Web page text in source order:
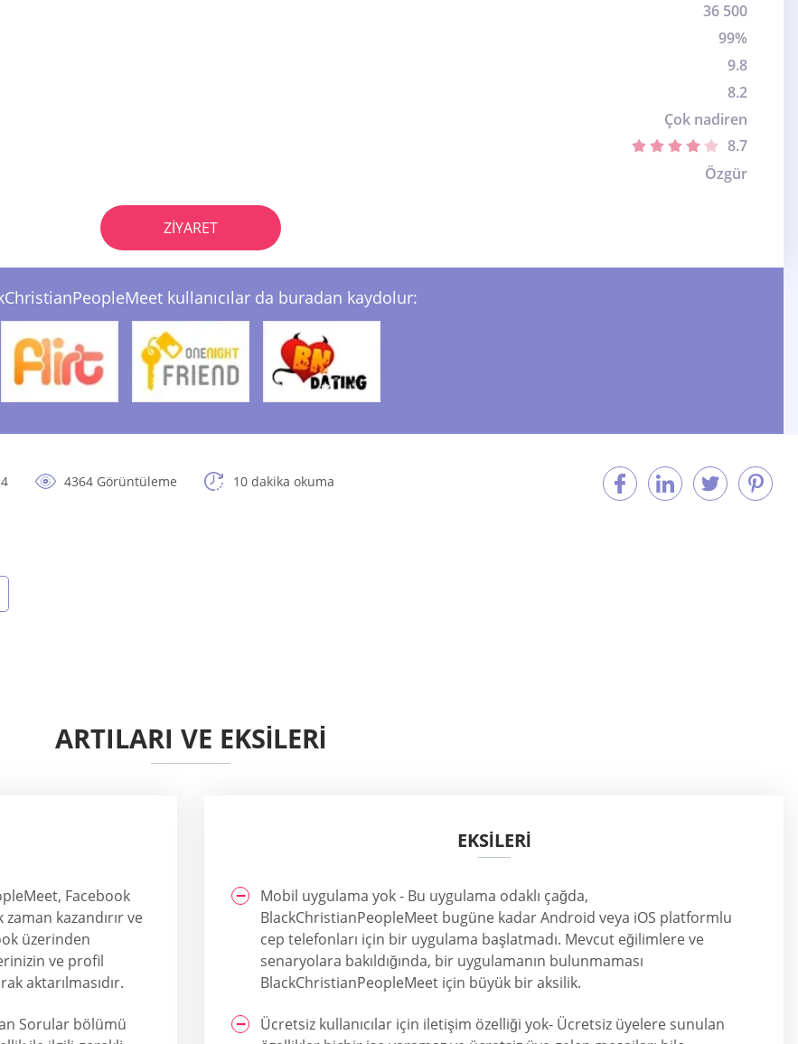
36 500
99%
9.8
8.2
Çok nadiren
8.7
Özgür
ZIYARET
kullanıcılar da buradan kaydolur:
4364 Görüntüleme 10 dakika okuma
ARTILARI VE EKSİLERİ
Facebook
zaman kazandırır ve
üzerinden
ve profil
aktarılmasıdır.
Sorular bölümü
EKSILERI
Mobil uygulama yok - Bu uygulama odaklı çağda,
BlackChristianPeopleMeet bugüne kadar Android veya iOS platformlu
cep telefonları için bir uygulama başlatmadı. Mevcut eğilimlere ve
senaryolara bakıldığında, bir uygulamanın bulunmaması
BlackChristianPeopleMeet için büyük bir aksilik.
Ücretsiz kullanıcılar için iletişim özelliği yok- Ücretsiz üyelere sunulan